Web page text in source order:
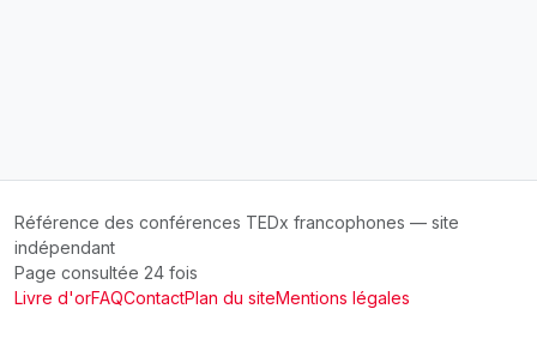
Référence des conférences TEDx francophones — site
indépendant
Page consultée 24 fois
Livre d'orFAQContactPlan du siteMentions légales